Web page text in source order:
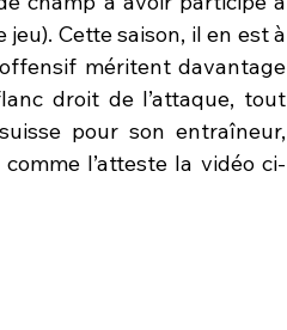
Cette saison, il en est à
méritent davantage
droit de l’attaque, tout
pour son entraîneur,
l’atteste la vidéo ci-